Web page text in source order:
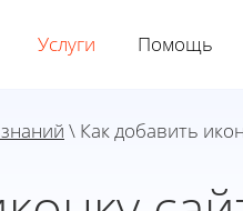
Услуги Помощь
\ Как добавить